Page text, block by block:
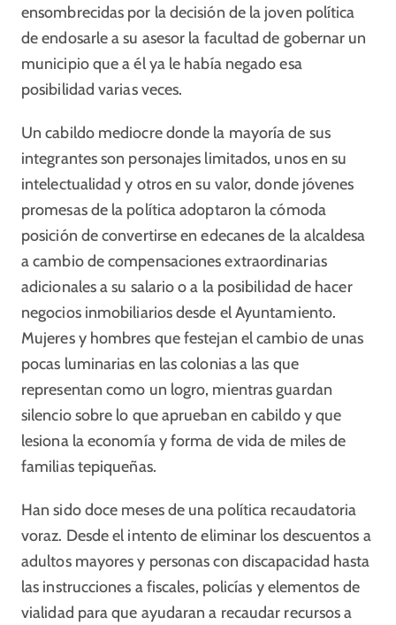
ensombrecidas por la decisión de la joven política
de endosarle a su asesor la facultad de gobernar un
municipio que a él ya le había negado esa
posibilidad varias veces.
Un cabildo mediocre donde la mayoría de sus
integrantes son personajes limitados, unos en su
intelectualidad y otros en su valor, donde jóvenes
promesas de la política adoptaron la cómoda
posición de convertirse en edecanes de la alcaldesa
a cambio de compensaciones extraordinarias
adicionales a su salario o a la posibilidad de hacer
negocios inmobiliarios desde el Ayuntamiento.
Mujeres y hombres que festejan el cambio de unas
pocas luminarias en las colonias a las que
representan como un logro, mientras guardan
silencio sobre lo que aprueban en cabildo y que
lesiona la economía y forma de vida de miles de
familias tepiqueñas.
Han sido doce meses de una política recaudatoria
voraz. Desde el intento de eliminar los descuentos a
adultos mayores y personas con discapacidad hasta
las instrucciones a fiscales, policías y elementos de
vialidad para que ayudaran a recaudar recursos a